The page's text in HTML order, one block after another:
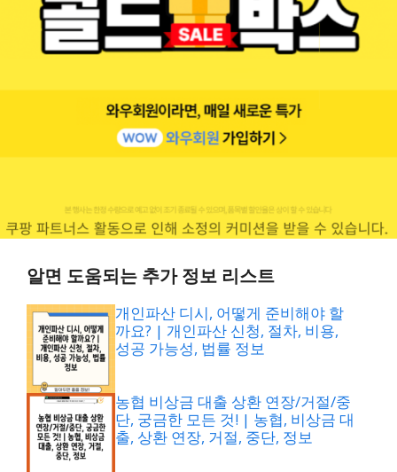
알면 도움되는 추가 정보 리스트
개인파산 디시, 어떻게 준비해야 할
까요? | 개인파산 신청, 절차, 비용,
성공 가능성, 법률 정보
농협 비상금 대출 상환 연장/거절/중
단, 궁금한 모든 것! | 농협, 비상금 대
출, 상환 연장, 거절, 중단, 정보